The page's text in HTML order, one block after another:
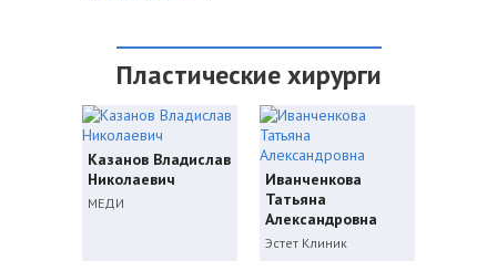
Пластические хирурги
Казанов Владислав
Николаевич
МЕДИ
Иванченкова
Татьяна
Александровна
Эстет Клиник